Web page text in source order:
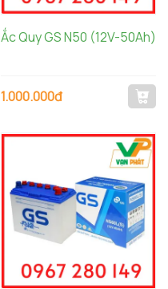
Ắc Quy GS N50 (12V-50Ah)
1.000.000đ